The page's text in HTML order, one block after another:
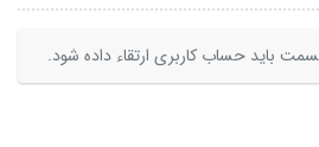
باید حساب کاربری ارتقاء داده شود.